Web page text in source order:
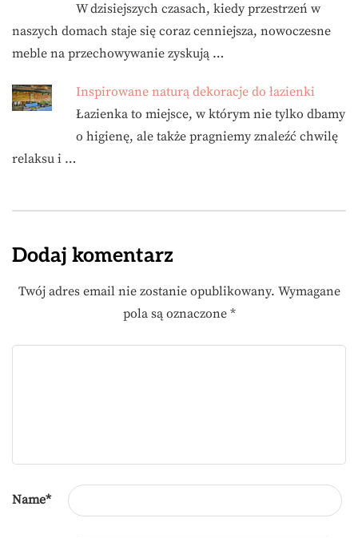
W dzisiejszych czasach, kiedy przestrzeń w
naszych domach staje się coraz cenniejsza, nowoczesne
meble na przechowywanie zyskują …
Inspirowane naturą dekoracje do łazienki
Łazienka to miejsce, w którym nie tylko dbamy
o higienę, ale także pragniemy znaleźć chwilę
relaksu i …
Dodaj komentarz
Twój adres email nie zostanie opublikowany. Wymagane
pola są oznaczone *
Name*